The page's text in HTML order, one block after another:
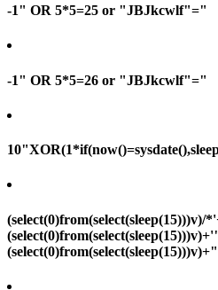
-1" OR 5*5=25 or "JBJkcwlf"="
-1" OR 5*5=26 or "JBJkcwlf"="
(select(0)from(select(sleep(15)))v)/